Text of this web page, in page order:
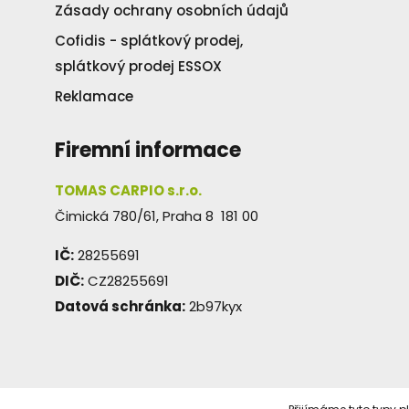
Zásady ochrany osobních údajů
Cofidis - splátkový prodej,
splátkový prodej ESSOX
Reklamace
Firemní informace
TOMAS CARPIO s.r.o.
Čimická 780/61, Praha 8 181 00
IČ:28255691
DIČ:CZ28255691
Datová schránka:2b97kyx